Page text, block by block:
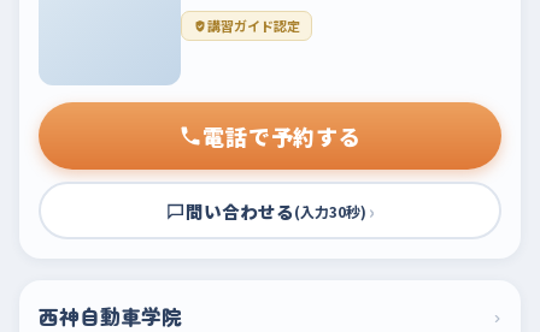
講習ガイド認定
電話で予約する
問い合わせる(入力30秒) ›
西神自動車学院 ›